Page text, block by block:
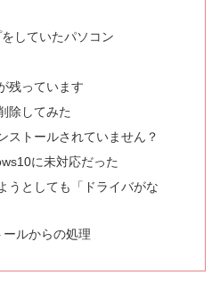
していたパソコン
残っています
除してみた
ストールされていません？
に未対応だった
うとしても「ドライバがな
ールからの処理